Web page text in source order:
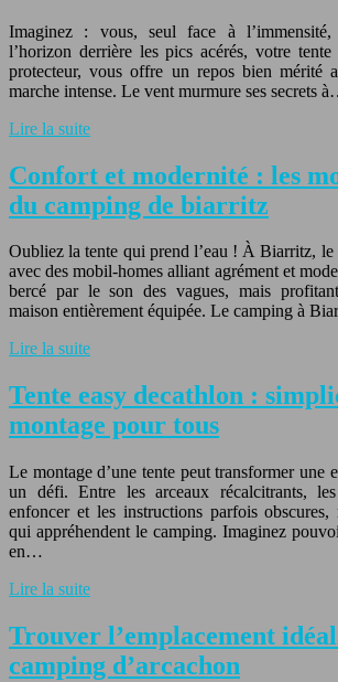
Imaginez : vous, seul face à
l’horizon derrière les pics acérés, votre
protecteur, vous offre un repos bien mérité
marche intense. Le vent murmure ses secrets
Lire la suite
Confort et modernité : les
du camping de biarritz
Oubliez la tente qui prend l’eau ! À Biarritz, le
avec des mobil-homes alliant agrément et
bercé par le son des vagues, mais
maison entièrement équipée. Le camping à
Lire la suite
Tente easy decathlon :
montage pour tous
Le montage d’une tente peut transformer une
un défi. Entre les arceaux récalcitrants,
enfoncer et les instructions parfois
qui appréhendent le camping. Imaginez
en…
Lire la suite
Trouver l’emplacement
camping d’arcachon